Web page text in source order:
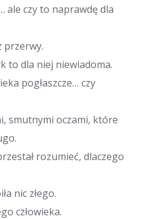
ale czy to naprawdę dla
przerwy.
to dla niej niewiadoma.
pogłaszcze… czy
smutnymi oczami, które
rozumieć, dlaczego
nic złego.
człowieka.